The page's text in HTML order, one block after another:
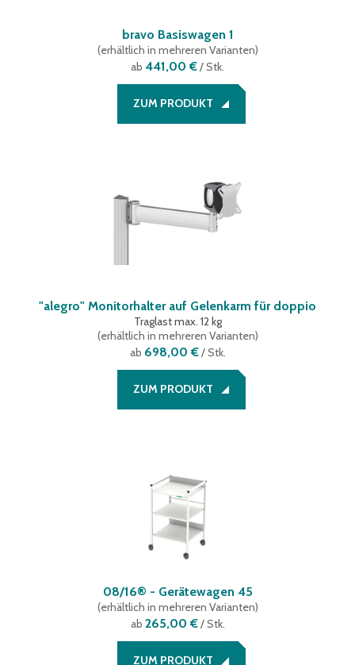
bravo Basiswagen 1
(erhältlich in mehreren Varianten)
ab 441,00 €/ Stk.
ZUM PRODUKT
"alegro" Monitorhalter auf Gelenkarm für doppio
Traglast max. 12 kg
(erhältlich in mehreren Varianten)
ab 698,00 €/ Stk.
ZUM PRODUKT
08/16® - Gerätewagen 45
(erhältlich in mehreren Varianten)
ab 265,00 €/ Stk.
ZUM PRODUKT